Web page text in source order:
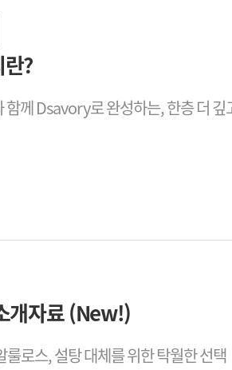
?
께 Dsavory로 완성하는, 한층 더
개자료 (New!)
로스, 설탕 대체를 위한 탁월한 선택